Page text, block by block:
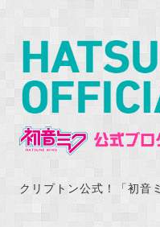
クリプトン公式！「初音